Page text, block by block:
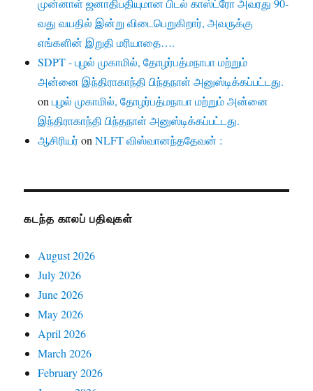
வது வயதில் இன்று விடைபெறுகிறார், அவருக்கு
எங்களின் இறுதி மரியாதை….
SDPT - புழல் முகாமில், தோழர்பத்மநாபா மற்றும்
அன்னை இந்திராகாந்தி பிந்தநாள் அனுஸ்டிக்கப்பட்டது.
onபுழல் முகாமில், தோழர்பத்மநாபா மற்றும் அன்னை
இந்திராகாந்தி பிந்தநாள் அனுஸ்டிக்கப்பட்டது.
ஆசிரியர்onNLFT விஸ்வானந்ததேவன் :
கடந்த காலப் பதிவுகள்
August 2026
July 2026
June 2026
May 2026
April 2026
March 2026
February 2026